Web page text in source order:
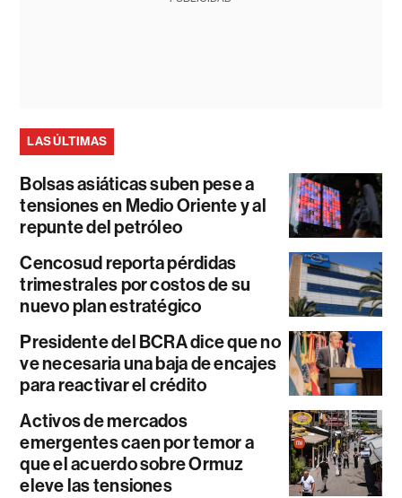
LAS ÚLTIMAS
Bolsas asiáticas suben pese a
tensiones en Medio Oriente y al
repunte del petróleo
Cencosud reporta pérdidas
trimestrales por costos de su
nuevo plan estratégico
Presidente del BCRA dice que no
ve necesaria una baja de encajes
para reactivar el crédito
Activos de mercados
emergentes caen por temor a
que el acuerdo sobre Ormuz
eleve las tensiones